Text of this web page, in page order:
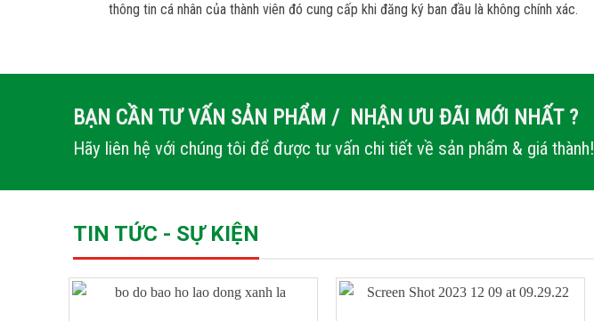
thông tin cá nhân của thành viên đó cung cấp khi đăng ký ban đầu là không chính xác.
BẠN CẦN TƯ VẤN SẢN PHẨM / NHẬN ƯU ĐÃI MỚI NHẤT ?
Hãy liên hệ với chúng tôi để được tư vấn chi tiết về sản phẩm & giá thành!
TIN TỨC - SỰ KIỆN